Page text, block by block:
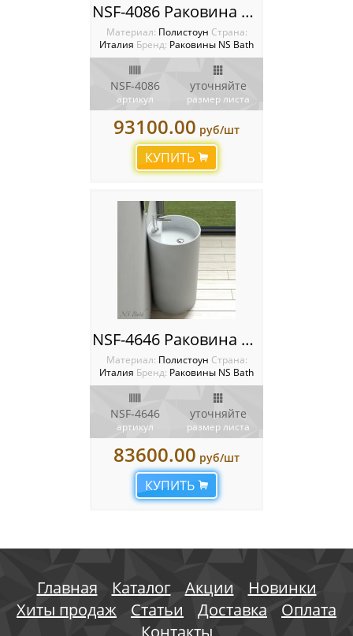
NSF-4086 Раковина NS Bath
Материал: Полистоун Cтрана:
Италия Бренд: Раковины NS Bath
NSF-4086
артикул
уточняйте
размер листа
93100.00 руб/шт
КУПИТЬ
NSF-4646 Раковина NS Bath
Материал: Полистоун Cтрана:
Италия Бренд: Раковины NS Bath
NSF-4646
артикул
уточняйте
размер листа
83600.00 руб/шт
КУПИТЬ
Главная Каталог Акции
Новинки
Хиты продаж
Статьи Доставка
Оплата
Контакты